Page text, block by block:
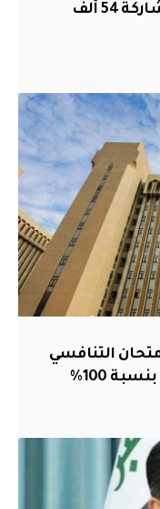
للقبول في الدراسات العليا بمشاركة 54 ألف
التنافسي